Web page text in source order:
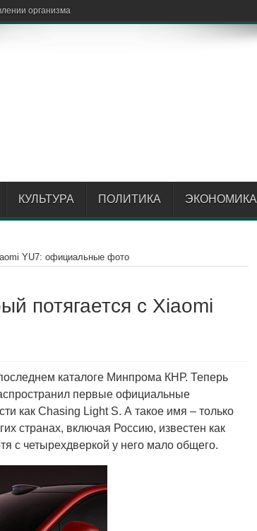
КУЛЬТУРА ПОЛИТИКА ЭКОНОМИКА
YU7: официальные фото
потягается с Xiaomi
каталоге Минпрома КНР. Теперь
первые официальные
как Chasing Light S. А такое имя – только
странах, включая Россию, известен как
с четырехдверкой у него мало общего.